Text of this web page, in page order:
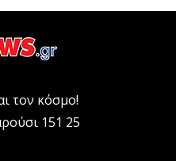
τον κόσμο!
151 25